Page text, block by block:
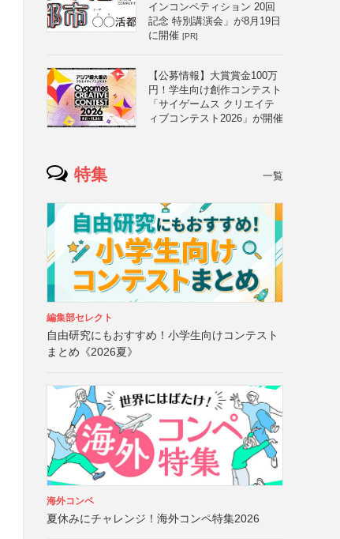
インコンペティション 20回
記念 特別講演会」が8月19日
に開催 [PR]
【公募情報】大賞賞金100万
円！学生向け創作コンテスト
「サイゲームス クリエイテ
ィブコンテスト2026」が開催
特集 一覧
編集部セレクト
自由研究にもおすすめ！小学生向けコンテスト
まとめ《2026夏》
海外コンペ
夏休みにチャレンジ！海外コンペ特集2026